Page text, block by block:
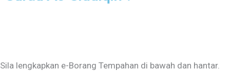
Sila lengkapkan e-Borang Tempahan di bawah dan hantar.